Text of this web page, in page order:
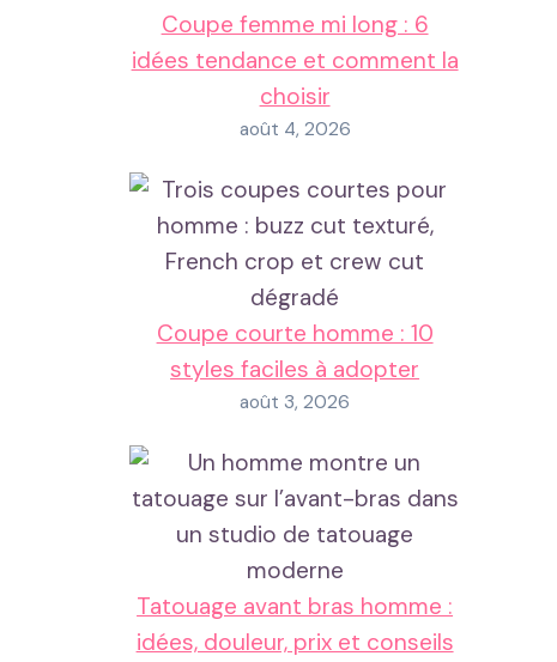
Coupe femme mi long : 6
idées tendance et comment la
choisir
août 4, 2026
Coupe courte homme : 10
styles faciles à adopter
août 3, 2026
Tatouage avant bras homme :
idées, douleur, prix et conseils